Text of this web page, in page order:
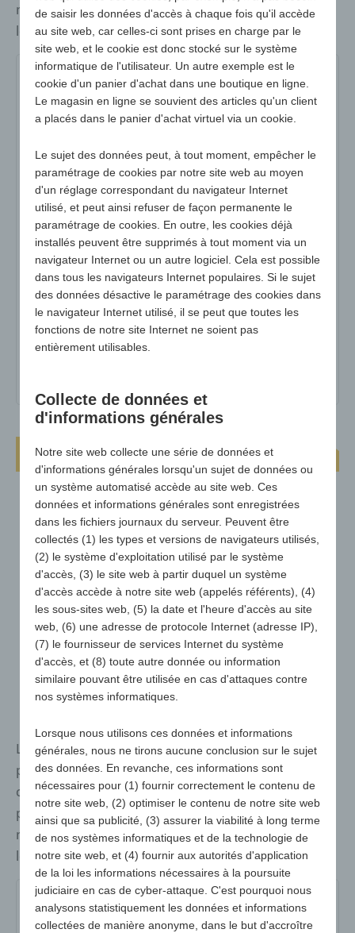
marché pour toutes les exigences de qualité et tous
les budgets !
4510-noir 4510-bleu 4510-green
4510-grey 4510-orange 4510-pourpre
N° d'art :4510-noir
variante :noir
Dimensions :+/- 380 x 205 mm
surface publicitaire max :env. Ø 250 mm
poids :31g
Quantité minimale :
500
matériel :Mousse en polyéthylène (PE) avec profil
Coussin d'assise Business-Seat Comfy
Les coussins de sièges sont des supports
publicitaires utiles pour les événements sportifs, les
concerts en plein air, le théâtre en plein air et bien
plus encore. Probablement le plus grand choix du
marché pour toutes les exigences de qualité et tous
les budgets !
1197
de saisir les données d'accès à chaque fois qu'il accède
au site web, car celles-ci sont prises en charge par le
site web, et le cookie est donc stocké sur le système
informatique de l'utilisateur. Un autre exemple est le
cookie d'un panier d'achat dans une boutique en ligne.
Le magasin en ligne se souvient des articles qu'un client
a placés dans le panier d'achat virtuel via un cookie.
Le sujet des données peut, à tout moment, empêcher le
paramétrage de cookies par notre site web au moyen
d'un réglage correspondant du navigateur Internet
utilisé, et peut ainsi refuser de façon permanente le
paramétrage de cookies. En outre, les cookies déjà
installés peuvent être supprimés à tout moment via un
navigateur Internet ou un autre logiciel. Cela est possible
dans tous les navigateurs Internet populaires. Si le sujet
des données désactive le paramétrage des cookies dans
le navigateur Internet utilisé, il se peut que toutes les
fonctions de notre site Internet ne soient pas
entièrement utilisables.
Collecte de données et
d'informations générales
Notre site web collecte une série de données et
d'informations générales lorsqu'un sujet de données ou
un système automatisé accède au site web. Ces
données et informations générales sont enregistrées
dans les fichiers journaux du serveur. Peuvent être
collectés (1) les types et versions de navigateurs utilisés,
(2) le système d'exploitation utilisé par le système
d'accès, (3) le site web à partir duquel un système
d'accès accède à notre site web (appelés référents), (4)
les sous-sites web, (5) la date et l'heure d'accès au site
web, (6) une adresse de protocole Internet (adresse IP),
(7) le fournisseur de services Internet du système
d'accès, et (8) toute autre donnée ou information
similaire pouvant être utilisée en cas d'attaques contre
nos systèmes informatiques.
Lorsque nous utilisons ces données et informations
générales, nous ne tirons aucune conclusion sur le sujet
des données. En revanche, ces informations sont
nécessaires pour (1) fournir correctement le contenu de
notre site web, (2) optimiser le contenu de notre site web
ainsi que sa publicité, (3) assurer la viabilité à long terme
de nos systèmes informatiques et de la technologie de
notre site web, et (4) fournir aux autorités d'application
de la loi les informations nécessaires à la poursuite
judiciaire en cas de cyber-attaque. C'est pourquoi nous
analysons statistiquement les données et informations
collectées de manière anonyme, dans le but d'accroître